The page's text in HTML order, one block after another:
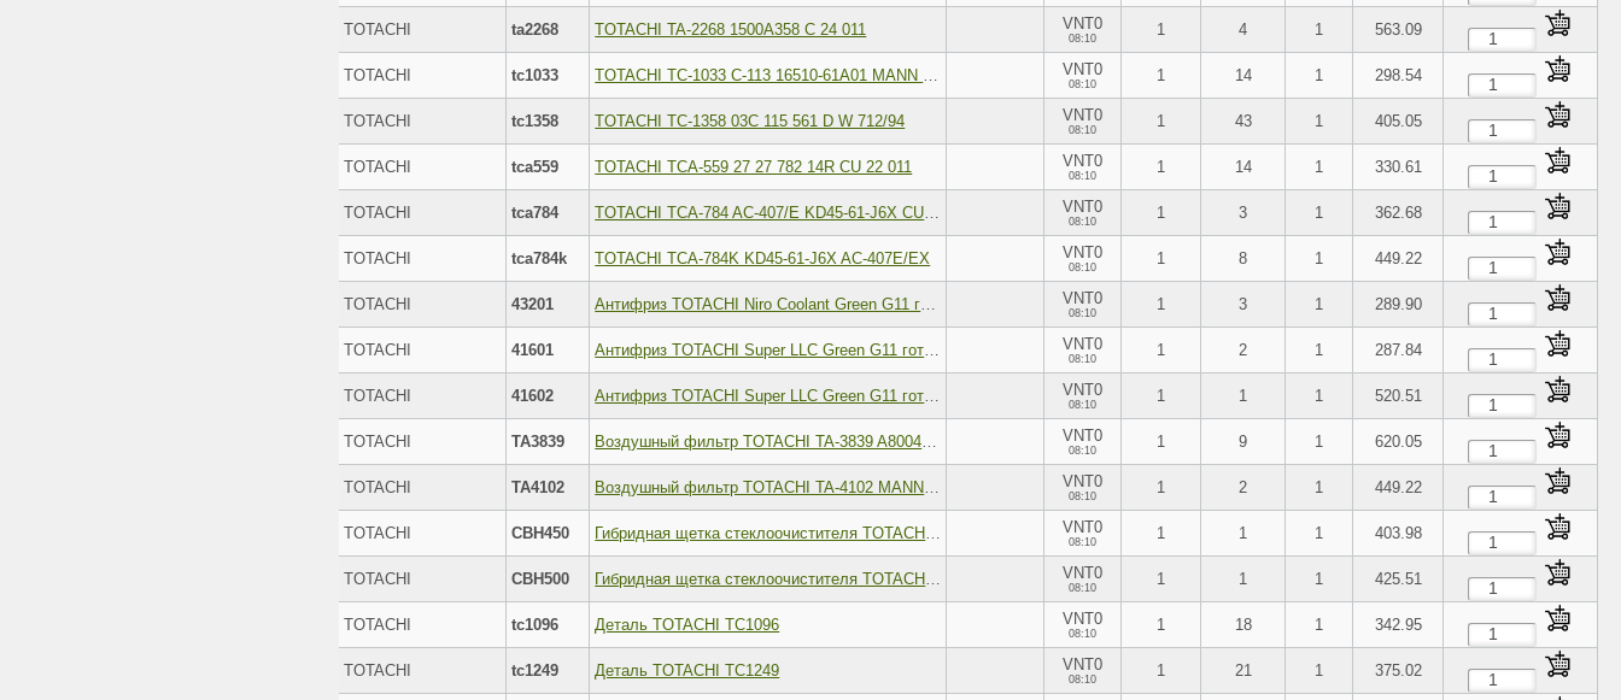
TOTACHI ta2268 TOTACHI TA-2268 1500A358 C 24 011 VNT0
08:10 1 4 1 563.09
TOTACHI tc1033 TOTACHI TC-1033 C-113 16510-61A01 MANN W 610/1 VNT0
08:10 1 14 1 298.54
TOTACHI tc1358 TOTACHI TC-1358 03C 115 561 D W 712/94 VNT0
08:10 1 43 1 405.05
TOTACHI tca559 TOTACHI TCA-559 27 27 782 14R CU 22 011 VNT0
08:10 1 14 1 330.61
TOTACHI tca784 TOTACHI TCA-784 AC-407/E KD45-61-J6X CU 24 009 VNT0
08:10 1 3 1 362.68
TOTACHI tca784k TOTACHI TCA-784K KD45-61-J6X AC-407E/EX VNT0
08:10 1 8 1 449.22
TOTACHI 43201 Антифриз TOTACHI Niro Coolant Green G11 готовый -40C зеленый 1 кг 4589904526800 VNT0
08:10 1 3 1 289.90
TOTACHI 41601 Антифриз TOTACHI Super LLC Green G11 готовый -40C зеленый 1 л 4589904520518 VNT0
08:10 1 2 1 287.84
TOTACHI 41602 Антифриз TOTACHI Super LLC Green G11 готовый -40C зеленый 2 л 4589904520525 VNT0
08:10 1 1 1 520.51
TOTACHI TA3839 Воздушный фильтр TOTACHI TA-3839 A8004 V 17220R5AA00 VNT0
08:10 1 9 1 620.05
TOTACHI TA4102 Воздушный фильтр TOTACHI TA-4102 MANN C 26 048 VNT0
08:10 1 2 1 449.22
TOTACHI CBH450 Гибридная щетка стеклоочистителя TOTACHI CLASSIC CBH-450 HYBRID WIPER BLADE 465мм 18 U-HOOK VNT0
08:10 1 1 1 403.98
TOTACHI CBH500 Гибридная щетка стеклоочистителя TOTACHI CLASSIC CBH-500 HYBRID WIPER BLADE 515мм 20 U-HOOK VNT0
08:10 1 1 1 425.51
TOTACHI tc1096 Деталь TOTACHI TC1096 VNT0
08:10 1 18 1 342.95
TOTACHI tc1249 Деталь TOTACHI TC1249 VNT0
08:10 1 21 1 375.02